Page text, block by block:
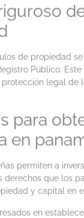
de propiedad
Público.
legal de
para
en
permiten a
derechos que los
y capital en
en